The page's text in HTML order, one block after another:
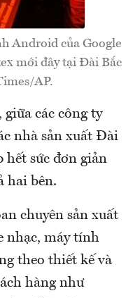
Android của Google
mới đây tại Đài Bắc
AP.
các công ty
nhà sản xuất Đài
hết sức đơn giản
hai bên.
chuyên sản xuất
nhạc, máy tính
theo thiết kế và
hàng như